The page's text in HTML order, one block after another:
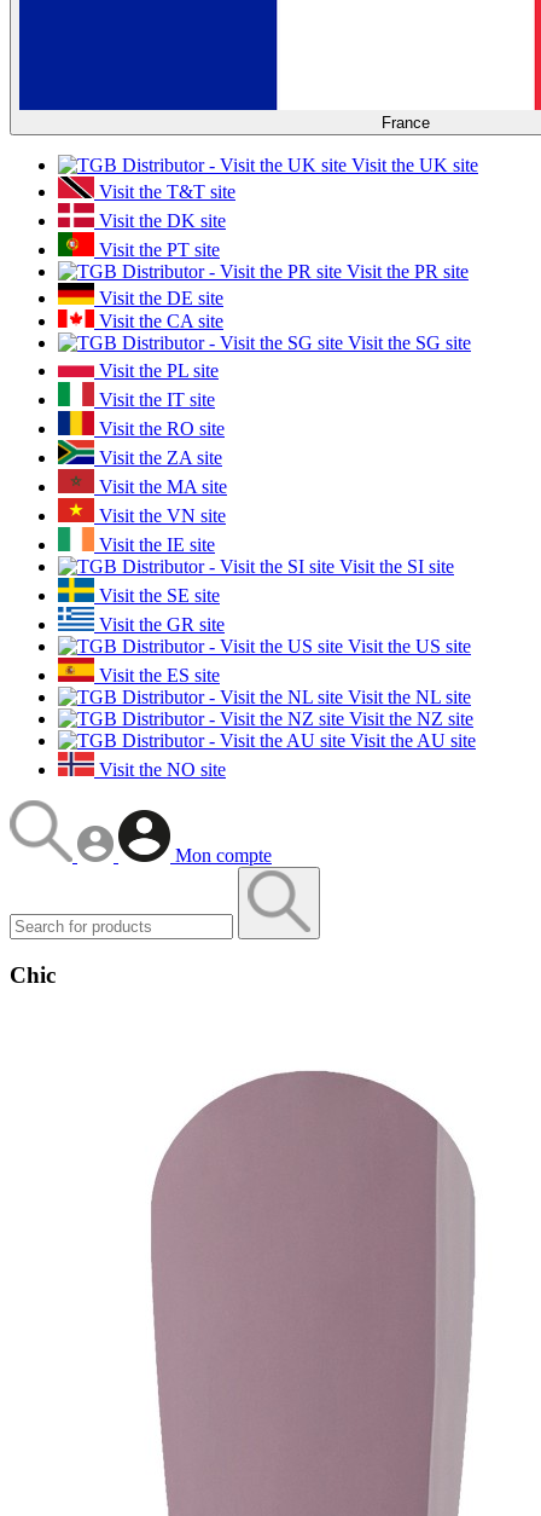
France
Visit the UK site
Visit the T&T site
Visit the DK site
Visit the PT site
Visit the PR site
Visit the DE site
Visit the CA site
Visit the SG site
Visit the PL site
Visit the IT site
Visit the RO site
Visit the ZA site
Visit the MA site
Visit the VN site
Visit the IE site
Visit the SI site
Visit the SE site
Visit the GR site
Visit the US site
Visit the ES site
Visit the NL site
Visit the NZ site
Visit the AU site
Visit the NO site
Mon compte
Chic